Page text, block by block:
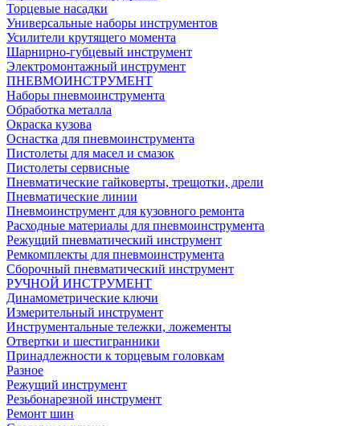
Торцевые насадки
Универсальные наборы инструментов
Усилители крутящего момента
Шарнирно-губцевый инструмент
Электромонтажный инструмент
ПНЕВМОИНСТРУМЕНТ
Наборы пневмоинструмента
Обработка металла
Окраска кузова
Оснастка для пневмоинструмента
Пистолеты для масел и смазок
Пистолеты сервисные
Пневматические гайковерты, трещотки, дрели
Пневматические линии
Пневмоинструмент для кузовного ремонта
Расходные материалы для пневмоинструмента
Режущий пневматический инструмент
Ремкомплекты для пневмоинструмента
Сборочный пневматический инструмент
РУЧНОЙ ИНСТРУМЕНТ
Динамометрические ключи
Измерительный инструмент
Инструментальные тележки, ложементы
Отвертки и шестигранники
Принадлежности к торцевым головкам
Разное
Режущий инструмент
Резьбонарезной инструмент
Ремонт шин